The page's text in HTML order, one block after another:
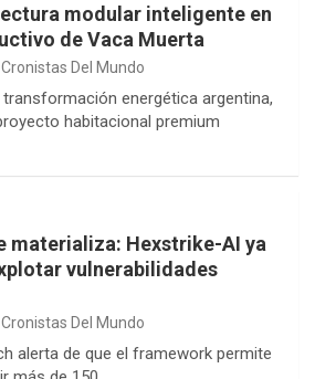
modular inteligente en
de Vaca Muerta
Cronistas Del Mundo
energética argentina,
habitacional premium
materializa: Hexstrike-AI ya
vulnerabilidades
Cronistas Del Mundo
alerta de que el framework permite